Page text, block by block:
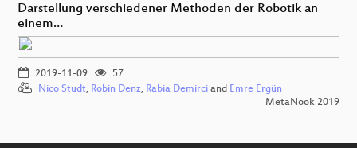
Darstellung verschiedener Methoden der Robotik an
einem…
2019-11-09
57
Nico Studt, Robin Denz, Rabia Demirci and Emre Ergün
MetaNook 2019